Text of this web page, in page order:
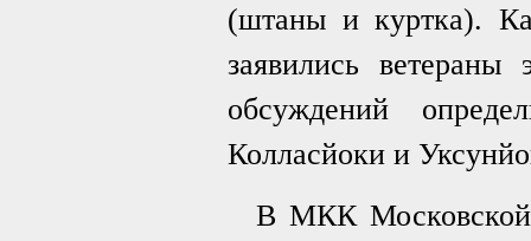
(штаны и куртка).
заявились
обсуждений
Колласйоки и
В МКК Московской